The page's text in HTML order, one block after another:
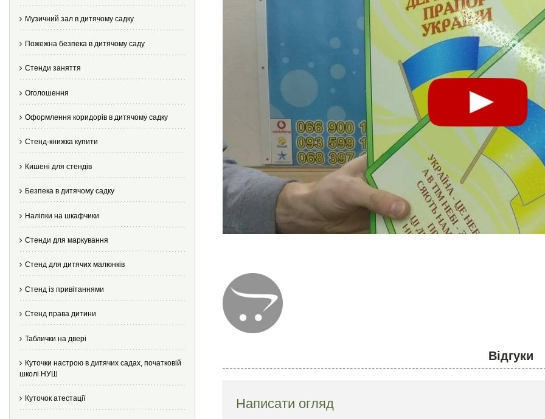
Музичний зал в дитячому садку
Пожежна безпека в дитячому саду
Стенди заняття
Оголошення
Оформлення коридорів в дитячому садку
Стенд-книжка купити
Кишені для стендів
Безпека в дитячому садку
Наліпки на шкафчики
Стенди для маркування
Стенд для дитячих малюнків
Стенд із привітаннями
Стенд права дитини
Таблички на двері
Куточки настрою в дитячих садах, початковій
школі НУШ
Куточок атестації
Відгуки
Написати огляд